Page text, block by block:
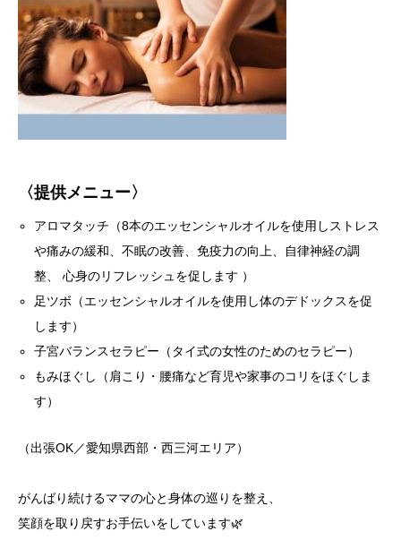
〈提供メニュー〉
アロマタッチ（8本のエッセンシャルオイルを使用しストレス
や痛みの緩和、不眠の改善、免疫力の向上、自律神経の調
整、 心身のリフレッシュを促します ）
足ツボ（エッセンシャルオイルを使用し体のデドックスを促
します）
子宮バランスセラピー（タイ式の女性のためのセラピー）
もみほぐし（肩こり・腰痛など育児や家事のコリをほぐしま
す）
（出張OK／愛知県西部・西三河エリア）
がんばり続けるママの心と身体の巡りを整え、
笑顔を取り戻すお手伝いをしています🌿